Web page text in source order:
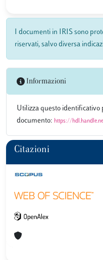
I documenti in IRIS sono
riservati, salvo diversa
Informazioni
Utilizza questo identificativo
documento: https://
Citazioni